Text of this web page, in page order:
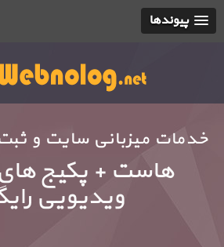
پیوندها
خدمات میزبانی سایت و
هاست + پکیج
ویدیویی